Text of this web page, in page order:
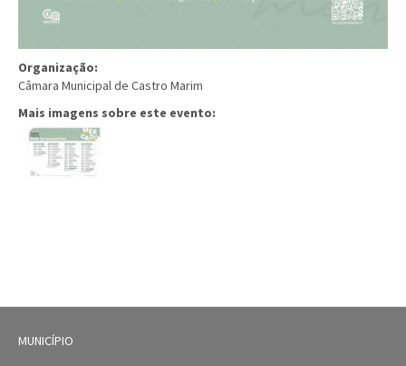
Organização:
Câmara Municipal de Castro Marim
Mais imagens sobre este evento:
MUNICÍPIO